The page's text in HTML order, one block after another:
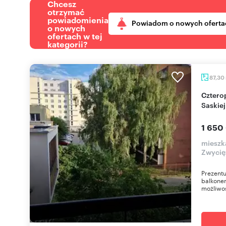
Chcesz
otrzymać
powiadomienia
o nowych
ofertach w tej
kategorii?
Powiadom o nowych
87,30
Czteropokojowe mieszkanie z balkonem w sercu
1 650